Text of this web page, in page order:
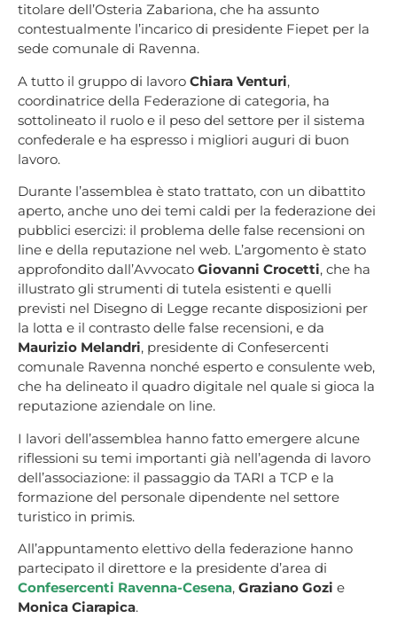
titolare dell’Osteria Zabariona, che ha assunto
contestualmente l’incarico di presidente Fiepet per la
sede comunale di Ravenna.
A tutto il gruppo di lavoro Chiara Venturi,
coordinatrice della Federazione di categoria, ha
sottolineato il ruolo e il peso del settore per il sistema
confederale e ha espresso i migliori auguri di buon
lavoro.
Durante l’assemblea è stato trattato, con un dibattito
aperto, anche uno dei temi caldi per la federazione dei
pubblici esercizi: il problema delle false recensioni on
line e della reputazione nel web. L’argomento è stato
approfondito dall’Avvocato Giovanni Crocetti, che ha
illustrato gli strumenti di tutela esistenti e quelli
previsti nel Disegno di Legge recante disposizioni per
la lotta e il contrasto delle false recensioni, e da
Maurizio Melandri, presidente di Confesercenti
comunale Ravenna nonché esperto e consulente web,
che ha delineato il quadro digitale nel quale si gioca la
reputazione aziendale on line.
I lavori dell’assemblea hanno fatto emergere alcune
riflessioni su temi importanti già nell’agenda di lavoro
dell’associazione: il passaggio da TARI a TCP e la
formazione del personale dipendente nel settore
turistico in primis.
All’appuntamento elettivo della federazione hanno
partecipato il direttore e la presidente d’area di
Confesercenti Ravenna-Cesena, Graziano Gozi e
Monica Ciarapica.